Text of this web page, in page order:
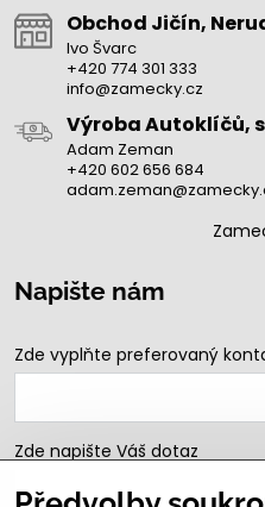
Obchod Jičín,
Ivo Švarc
+420 774 301 333
info@zamecky.cz
Výroba Autoklíčů,
Adam Zeman
+420 602 656 684
Napište nám
Zde vyplňte preferovaný
Zde napište Váš dotaz